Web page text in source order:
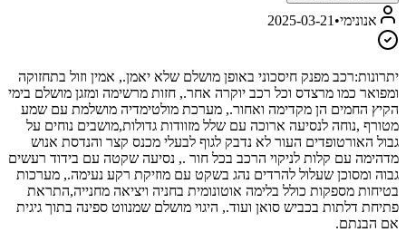
אנונימי•
2025-03-21
יתרונות:רכב מפנק חיסכוני באופן מושלם שלא יאמן., אמין וזול בתחזוקה
ומפואר כמו מרצדס וכל רכב יוקרה אחר., חזות מרשימה ומזגן מושלם בימי
הקיץ החמים הן מקדימה ואחור., מערכת מולטימדיה מושלמת עם שמע
מטורף ,נוחה לנסיעה ארוכה עם שלל מזוודות גדולות,מושבים נוחים על
גבול האורטופדים העור לא נדבק לגוף לבעלי מכנס קצר והנדסת אנוש
מדהימה עם קלות לניקוי הרכב בכל חור ., נסיעה שקטה עם בידוד רעשים
גבוה ומסוכן שעלול להרדים נהג בשקט עם מוזיקת רקע נעימה., מערכות
בטיחות מספקות כולל בלימה אוטונומית בחניה ויציאה מחנייה,התראת
פתיחת דלתות בכביש סואן ועוד., היגוי מושלם שמנווט ספינה בתוך גיגית
אם הבנתם.